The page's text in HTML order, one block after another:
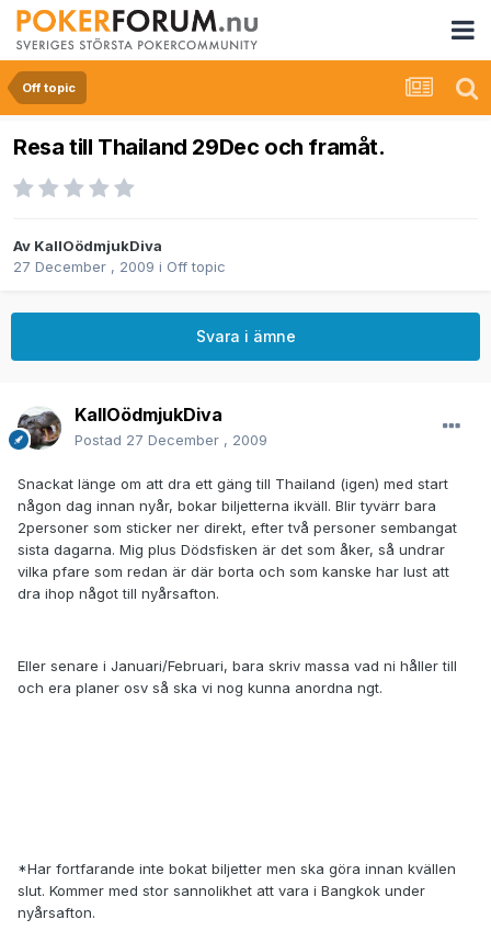
Off topic
Resa till Thailand 29Dec och framåt.
Av KallOödmjukDiva
27 December , 2009 i Off topic
Svara i ämne
KallOödmjukDiva
Postad 27 December , 2009
Snackat länge om att dra ett gäng till Thailand (igen) med start
någon dag innan nyår, bokar biljetterna ikväll. Blir tyvärr bara
2personer som sticker ner direkt, efter två personer sembangat
sista dagarna. Mig plus Dödsfisken är det som åker, så undrar
vilka pfare som redan är där borta och som kanske har lust att
dra ihop något till nyårsafton.
Eller senare i Januari/Februari, bara skriv massa vad ni håller till
och era planer osv så ska vi nog kunna anordna ngt.
*Har fortfarande inte bokat biljetter men ska göra innan kvällen
slut. Kommer med stor sannolikhet att vara i Bangkok under
nyårsafton.